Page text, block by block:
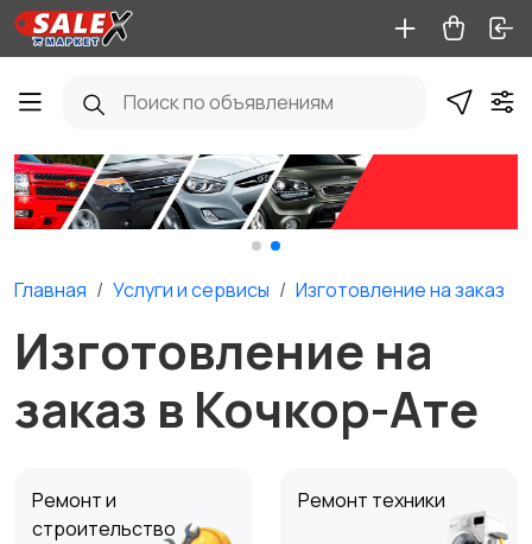
Главная Услуги и сервисы Изготовление на заказ
Изготовление на
заказ в Кочкор-Ате
Ремонт и
строительство
Ремонт техники